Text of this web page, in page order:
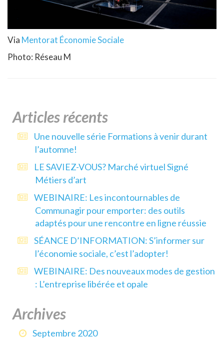
Via Mentorat Économie Sociale
Photo: Réseau M
Articles récents
Une nouvelle série Formations à venir durant
l’automne!
LE SAVIEZ-VOUS? Marché virtuel Signé
Métiers d’art
WEBINAIRE: Les incontournables de
Communagir pour emporter: des outils
adaptés pour une rencontre en ligne réussie
SÉANCE D’INFORMATION: S’informer sur
l’économie sociale, c’est l’adopter!
WEBINAIRE: Des nouveaux modes de gestion
: L’entreprise libérée et opale
Archives
Septembre 2020